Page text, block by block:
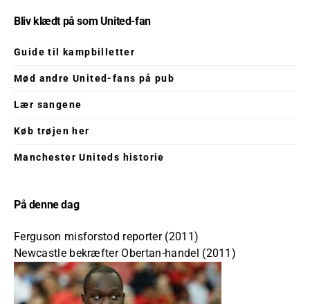
Bliv klædt på som United-fan
Guide til kampbilletter
Mød andre United-fans på pub
Lær sangene
Køb trøjen her
Manchester Uniteds historie
På denne dag
Ferguson misforstod reporter (2011)
Newcastle bekræfter Obertan-handel (2011)